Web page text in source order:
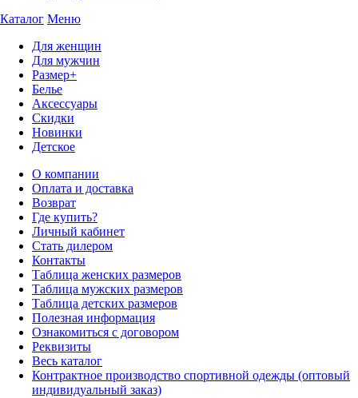
Каталог Меню
Для женщин
Для мужчин
Размер+
Белье
Аксессуары
Скидки
Новинки
Детское
О компании
Оплата и доставка
Возврат
Где купить?
Личный кабинет
Стать дилером
Контакты
Таблица женских размеров
Таблица мужских размеров
Таблица детских размеров
Полезная информация
Ознакомиться с договором
Реквизиты
Весь каталог
Контрактное производство спортивной одежды (оптовый
индивидуальный заказ)